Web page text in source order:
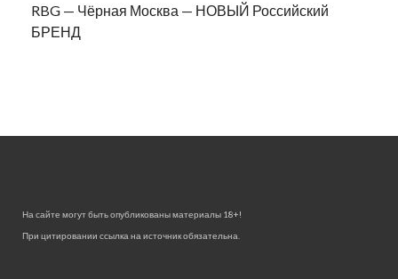
RBG — Чёрная Москва — НОВЫЙ Российский
БРЕНД
На сайте могут быть опубликованы материалы 18+!
При цитировании ссылка на источник обязательна.